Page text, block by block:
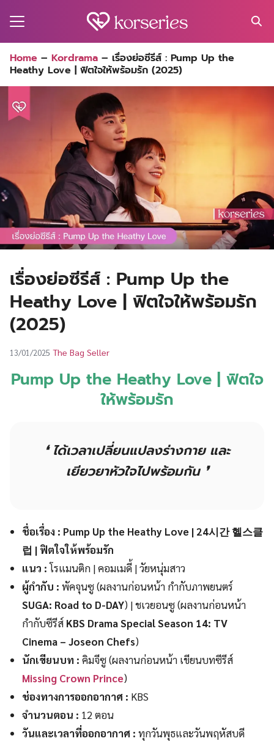
for:
Home – Kordrama – เรื่องย่อซีรีส์ : Pump Up the
Heathy Love | ฟิตใจให้พร้อมรัก (2025)
เรื่องย่อซีรีส์ : Pump Up the
Heathy Love | ฟิตใจให้พร้อมรัก
(2025)
13/01/2025 The Bag Seller
Pump Up the Heathy Love | ฟิตใจ
ให้พร้อมรัก
❛ ได้เวลาเปลี่ยนแปลงร่างกาย และ
เยียวยาหัวใจไปพร้อมกัน ❜
ชื่อเรื่อง : Pump Up the Heathy Love | 24시간 헬스클
럽 | ฟิตใจให้พร้อมรัก
แนว :โรแมนติก | คอมเมดี้ | วัยหนุ่มสาว
ผู้กำกับ : พัคจุนซู (ผลงานก่อนหน้า กำกับภาพยนตร์
SUGA: Road to D-DAY) | ชเวยอนซู (ผลงานก่อนหน้า
กำกับซีรีส์ KBS Drama Special Season 14: TV
Cinema – Joseon Chefs)
นักเขียนบท :คิมจีซู (ผลงานก่อนหน้า เขียนบทซีรีส์
Missing Crown Prince)
ช่องทางการออกอากาศ : KBS
จำนวนตอน : 12 ตอน
วันและเวลาที่ออกอากาศ : ทุกวันพุธและวันพฤหัสบดี